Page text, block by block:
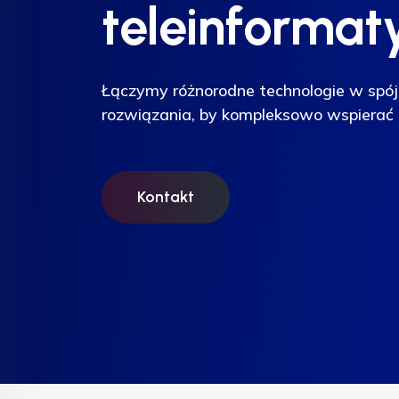
Łączymy różnorodne technologie w
rozwiązania, by kompleksowo
Kontakt
Łączymy różnorodne technologie w
rozwiązania, by kompleksowo
Kontakt
Łączymy różnorodne technologie w
rozwiązania, by kompleksowo
Kontakt